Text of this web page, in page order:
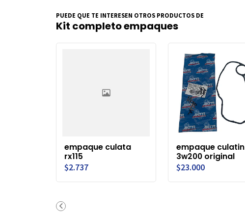
PUEDE QUE TE INTERESEN OTROS PRODUCTOS DE
Kit completo empaques
empaque culata
rx115
$2.737
empaque culatin
3w200 original
$23.000